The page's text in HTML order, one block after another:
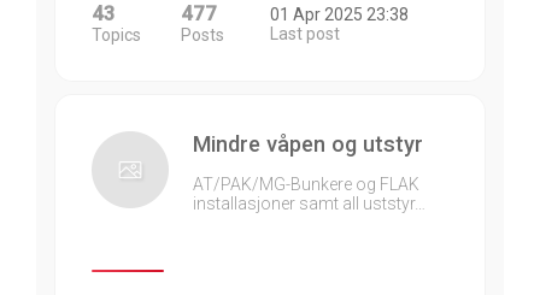
43
Topics
477
Posts
01 Apr 2025 23:38
Last post
Mindre våpen og utstyr
AT/PAK/MG-Bunkere og FLAK
installasjoner samt all uststyr…